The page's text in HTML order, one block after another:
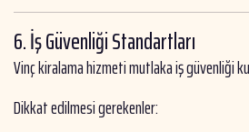
6. İş Güvenliği Standartları
Vinç kiralama hizmeti mutlaka iş güvenliği
Dikkat edilmesi gerekenler: